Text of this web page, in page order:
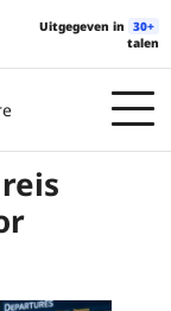
Uitgegeven in 30+
talen